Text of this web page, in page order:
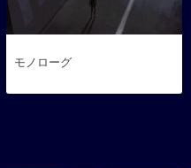
モノローグ